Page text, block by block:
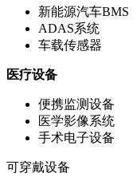
新能源汽车BMS
ADAS系统
车载传感器
医疗设备
便携监测设备
医学影像系统
手术电子设备
可穿戴设备